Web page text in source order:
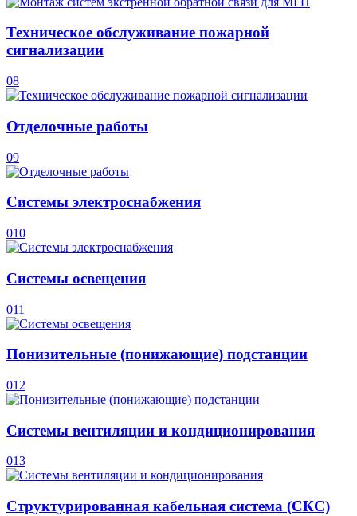
Техническое обслуживание пожарной
сигнализации
08
Отделочные работы
09
Системы электроснабжения
010
Системы освещения
011
Понизительные (понижающие) подстанции
012
Системы вентиляции и кондиционирования
013
Структурированная кабельная система (СКС)